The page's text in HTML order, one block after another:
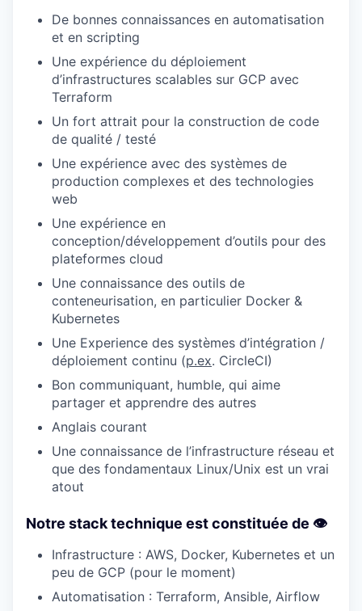
De bonnes connaissances en automatisation
et en scripting
Une expérience du déploiement
d’infrastructures scalables sur GCP avec
Terraform
Un fort attrait pour la construction de code
de qualité / testé
Une expérience avec des systèmes de
production complexes et des technologies
web
Une expérience en
conception/développement d’outils pour des
plateformes cloud
Une connaissance des outils de
conteneurisation, en particulier Docker &
Kubernetes
Une Experience des systèmes d’intégration /
déploiement continu (p.ex. CircleCI)
Bon communiquant, humble, qui aime
partager et apprendre des autres
Anglais courant
Une connaissance de l’infrastructure réseau et
que des fondamentaux Linux/Unix est un vrai
atout
Notre stack technique est constituée de 👁
Infrastructure : AWS, Docker, Kubernetes et un
peu de GCP (pour le moment)
Automatisation : Terraform, Ansible, Airflow